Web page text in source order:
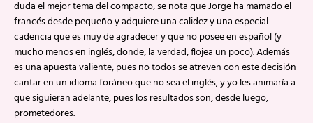
duda el mejor tema del compacto, se nota que Jorge ha mamado el
francés desde pequeño y adquiere una calidez y una especial
cadencia que es muy de agradecer y que no posee en español (y
mucho menos en inglés, donde, la verdad, flojea un poco). Además
es una apuesta valiente, pues no todos se atreven con este decisión
cantar en un idioma foráneo que no sea el inglés, y yo les animaría a
que siguieran adelante, pues los resultados son, desde luego,
prometedores.